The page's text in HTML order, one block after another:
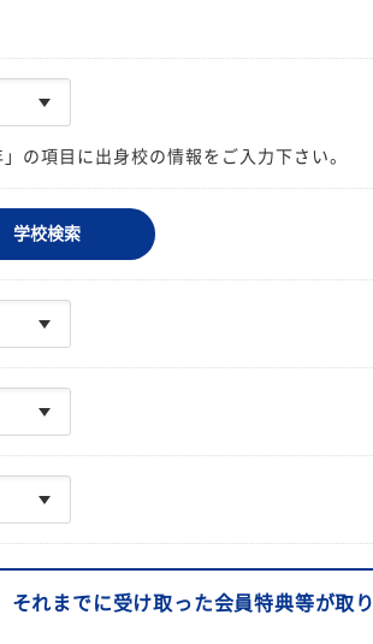
の項目に出身校の情報をご入力下さい。
学校検索
れまでに受け取った会員特典等が取り